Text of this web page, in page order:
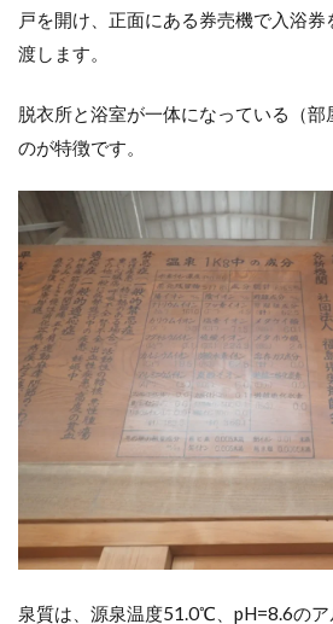
戸を開け、正面にある券売機で入浴
渡します。
脱衣所と浴室が一体になっている（部
のが特徴です。
泉質は、源泉温度51.0℃、pH=8.6の